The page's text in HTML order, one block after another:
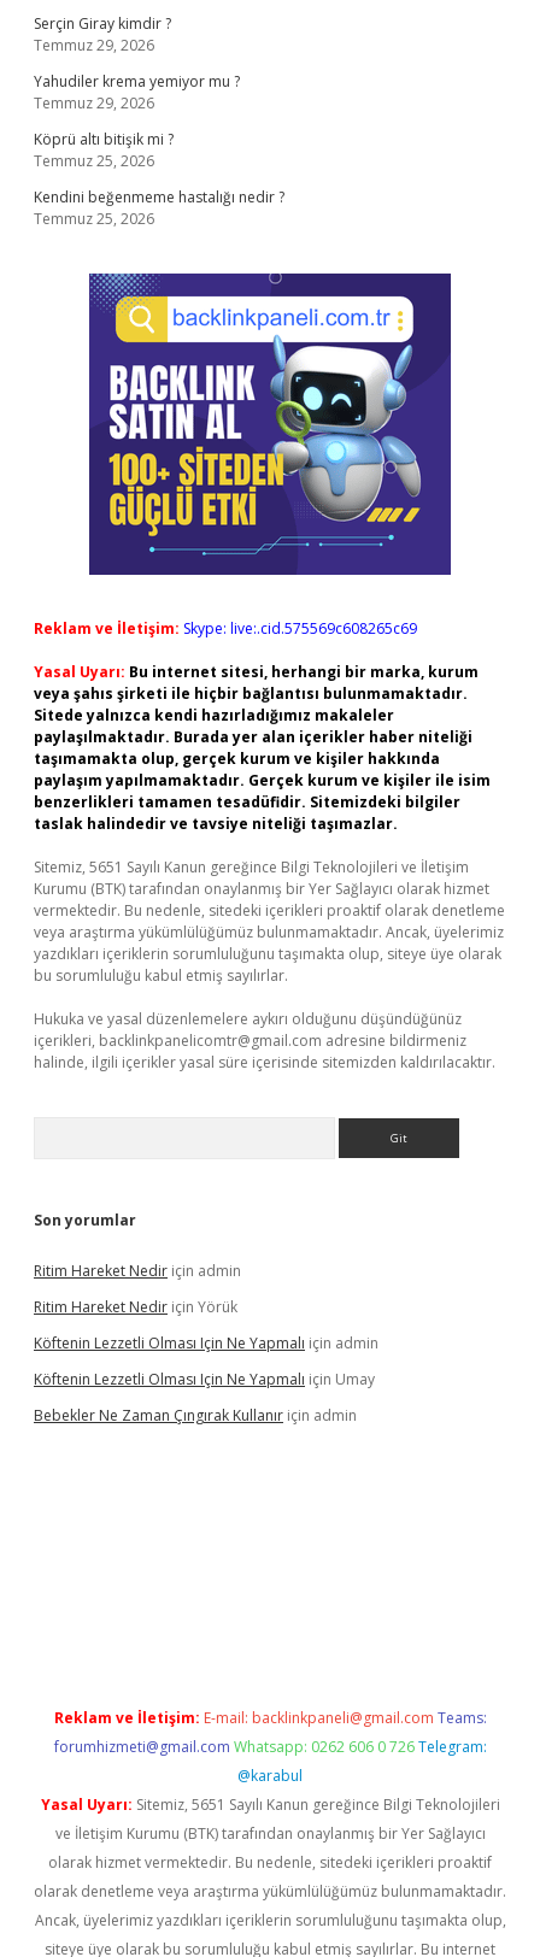
Serçin Giray kimdir ?
Temmuz 29, 2026
Yahudiler krema yemiyor mu ?
Temmuz 29, 2026
Köprü altı bitişik mi ?
Temmuz 25, 2026
Kendini beğenmeme hastalığı nedir ?
Temmuz 25, 2026
Reklam ve İletişim: Skype: live:.cid.575569c608265c69
Yasal Uyarı: Bu internet sitesi, herhangi bir marka, kurum
veya şahıs şirketi ile hiçbir bağlantısı bulunmamaktadır.
Sitede yalnızca kendi hazırladığımız makaleler
paylaşılmaktadır. Burada yer alan içerikler haber niteliği
taşımamakta olup, gerçek kurum ve kişiler hakkında
paylaşım yapılmamaktadır. Gerçek kurum ve kişiler ile isim
benzerlikleri tamamen tesadüfidir. Sitemizdeki bilgiler
taslak halindedir ve tavsiye niteliği taşımazlar.
Sitemiz, 5651 Sayılı Kanun gereğince Bilgi Teknolojileri ve İletişim
Kurumu (BTK) tarafından onaylanmış bir Yer Sağlayıcı olarak hizmet
vermektedir. Bu nedenle, sitedeki içerikleri proaktif olarak denetleme
veya araştırma yükümlülüğümüz bulunmamaktadır. Ancak, üyelerimiz
yazdıkları içeriklerin sorumluluğunu taşımakta olup, siteye üye olarak
bu sorumluluğu kabul etmiş sayılırlar.
Hukuka ve yasal düzenlemelere aykırı olduğunu düşündüğünüz
içerikleri, backlinkpanelicomtr@gmail.com adresine bildirmeniz
halinde, ilgili içerikler yasal süre içerisinde sitemizden kaldırılacaktır.
Son yorumlar
Ritim Hareket Nedir için admin
Ritim Hareket Nedir için Yörük
Köftenin Lezzetli Olması Için Ne Yapmalı için admin
Köftenin Lezzetli Olması Için Ne Yapmalı için Umay
Bebekler Ne Zaman Çıngırak Kullanır için admin
Reklam ve İletişim: E-mail: backlinkpaneli@gmail.com Teams:
forumhizmeti@gmail.com Whatsapp: 0262 606 0 726 Telegram:
@karabul
Yasal Uyarı: Sitemiz, 5651 Sayılı Kanun gereğince Bilgi Teknolojileri
ve İletişim Kurumu (BTK) tarafından onaylanmış bir Yer Sağlayıcı
olarak hizmet vermektedir. Bu nedenle, sitedeki içerikleri proaktif
olarak denetleme veya araştırma yükümlülüğümüz bulunmamaktadır.
Ancak, üyelerimiz yazdıkları içeriklerin sorumluluğunu taşımakta olup,
siteye üye olarak bu sorumluluğu kabul etmiş sayılırlar. Bu internet